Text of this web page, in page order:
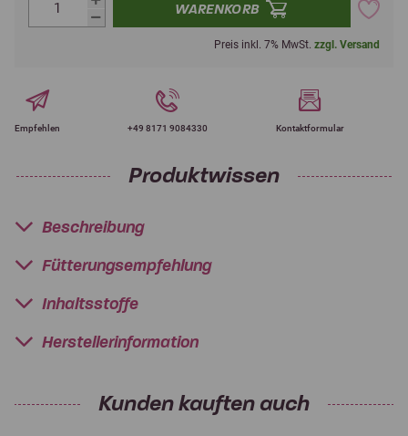
WARENKORB
Preis inkl. 7% MwSt. zzgl. Versand
Empfehlen +49 8171 9084330 Kontaktformular
Produktwissen
Beschreibung
Fütterungsempfehlung
Inhaltsstoffe
Herstellerinformation
Kunden kauften auch